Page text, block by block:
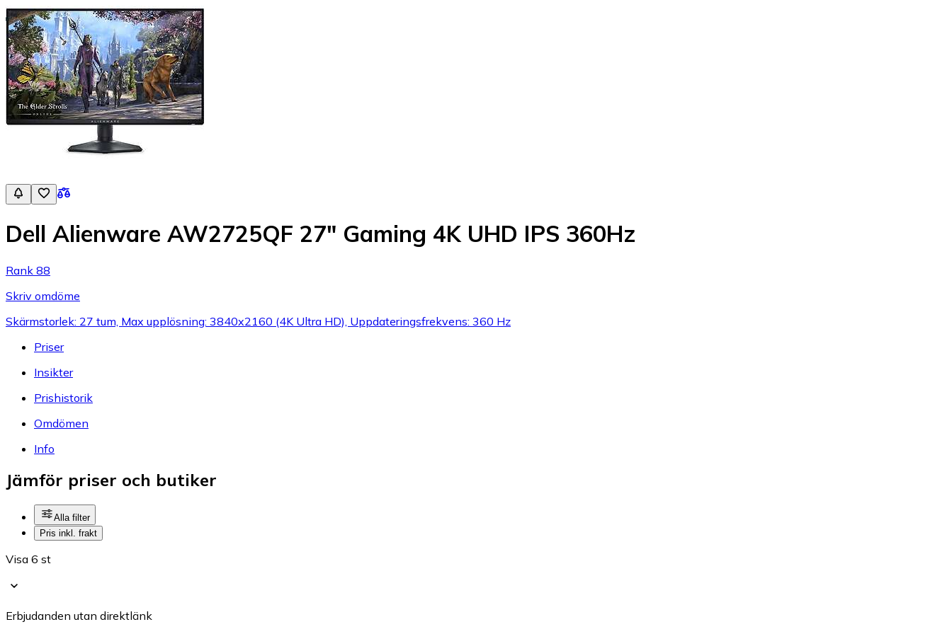
Dell Alienware AW2725QF 27" Gaming 4K UHD IPS 360Hz
Rank 88
Skriv omdöme
Skärmstorlek: 27 tum, Max upplösning: 3840x2160 (4K Ultra HD), Uppdateringsfrekvens: 360 Hz
Priser
Insikter
Prishistorik
Omdömen
Info
Jämför priser och butiker
Alla filter
Pris inkl. frakt
Visa 6 st
Erbjudanden utan direktlänk